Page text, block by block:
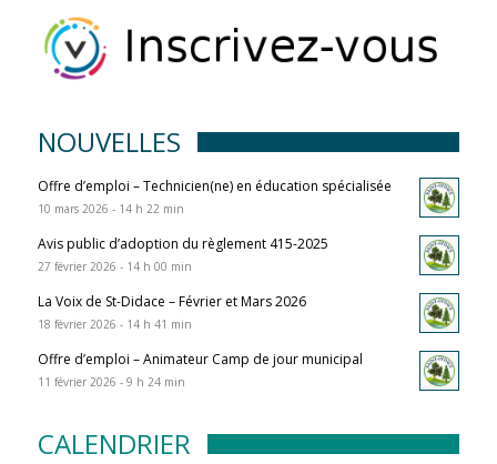
NOUVELLES
Offre d’emploi – Technicien(ne) en éducation spécialisée
10 mars 2026 - 14 h 22 min
Avis public d’adoption du règlement 415-2025
27 février 2026 - 14 h 00 min
La Voix de St-Didace – Février et Mars 2026
18 février 2026 - 14 h 41 min
Offre d’emploi – Animateur Camp de jour municipal
11 février 2026 - 9 h 24 min
CALENDRIER